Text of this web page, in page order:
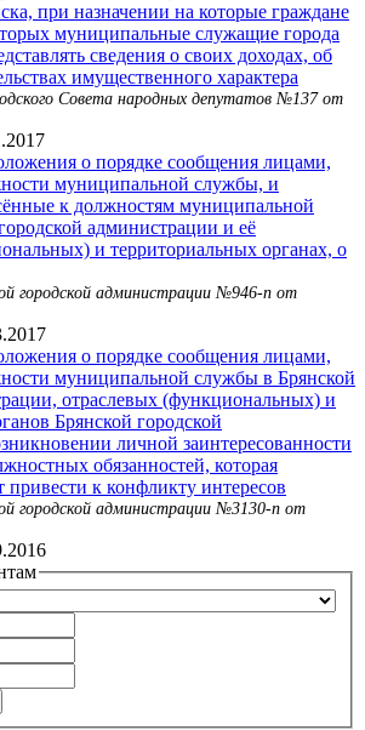
при назначении на которые граждане
муниципальные служащие города
сведения о своих доходах, об
имущественного характера
Совета народных депутатов №137 от
о порядке сообщения лицами,
муниципальной службы, и
к должностям муниципальной
администрации и её
и территориальных органах, о
городской администрации №946-п от
о порядке сообщения лицами,
муниципальной службы в Брянской
отраслевых (функциональных) и
Брянской городской
личной заинтересованности
обязанностей, которая
к конфликту интересов
городской администрации №3130-п от